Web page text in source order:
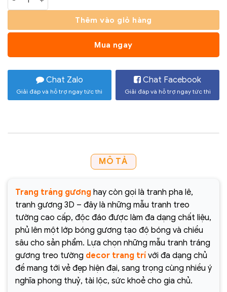
Thêm vào giỏ hàng
Mua ngay
Chat Zalo
Giải đáp và hỗ trợ ngay tức thì
Chat Facebook
Giải đáp và hỗ trợ ngay tức thì
MÔ TẢ
Trang tráng gương hay còn gọi là tranh pha lê,
tranh gương 3D – đây là những mẫu tranh treo
tường cao cấp, độc đáo được làm đa dạng chất liệu,
phủ lên một lớp bóng gương tạo độ bóng và chiều
sâu cho sản phẩm. Lựa chọn những mẫu tranh tráng
gương treo tường decor trang trí với đa dạng chủ
đề mang tới vẻ đẹp hiện đại, sang trọng cùng nhiều ý
nghĩa phong thuỷ, tài lộc, sức khoẻ cho gia chủ.